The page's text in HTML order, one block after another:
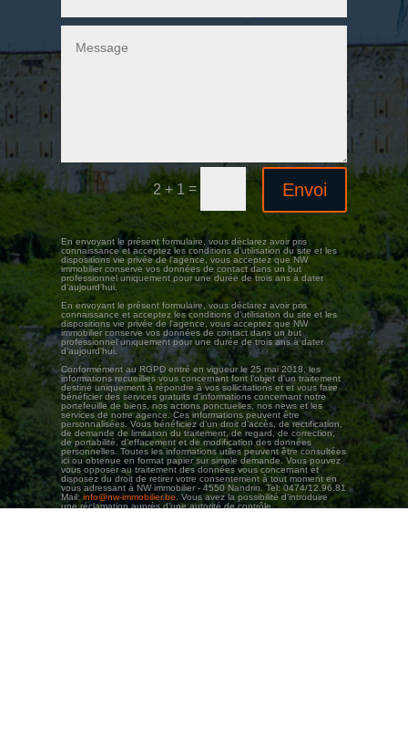
2 + 1 = Envoi
En envoyant le présent formulaire, vous déclarez avoir pris
connaissance et acceptez les conditions d'utilisation du site et les
dispositions vie privée de l'agence, vous acceptez que NW
immobilier conserve vos données de contact dans un but
professionnel uniquement pour une durée de trois ans à dater
d’aujourd’hui.
En envoyant le présent formulaire, vous déclarez avoir pris
connaissance et acceptez les conditions d'utilisation du site et les
dispositions vie privée de l'agence, vous acceptez que NW
immobilier conserve vos données de contact dans un but
professionnel uniquement pour une durée de trois ans à dater
d’aujourd’hui.
Conformément au RGPD entré en vigueur le 25 mai 2018, les
informations recueillies vous concernant font l’objet d’un traitement
destiné uniquement à répondre à vos sollicitations et et vous faire
bénéficier des services gratuits d'informations concernant notre
portefeuille de biens, nos actions ponctuelles, nos news et les
services de notre agence. Ces informations peuvent être
personnalisées. Vous bénéficiez d’un droit d’accès, de rectification,
de demande de limitation du traitement, de regard, de correction,
de portabilité, d’effacement et de modification des données
personnelles. Toutes les informations utiles peuvent être consultées
ici ou obtenue en format papier sur simple demande. Vous pouvez
vous opposer au traitement des données vous concernant et
disposez du droit de retirer votre consentement à tout moment en
vous adressant à NW immobilier - 4550 Nandrin. Tel: 0474/12.96.81
Mail:info@nw-immobilier.be
. Vous avez la possibilité d’introduire
une réclamation auprès d’une autorité de contrôle.